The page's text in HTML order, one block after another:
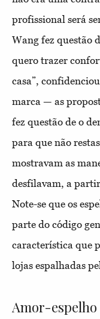
profissional será
Wang fez questão
quero trazer
casa”,
marca — as
fez questão de o
para que não
mostravam as
desfilavam, a
Note-se que os
parte do código
característica que
lojas espalhadas
Amor-espelho